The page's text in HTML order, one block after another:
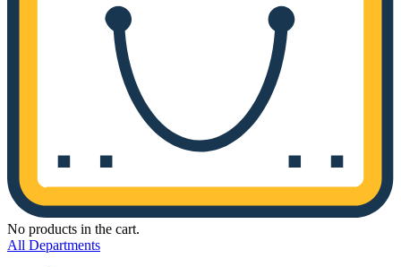
No products in the cart.
All Departments